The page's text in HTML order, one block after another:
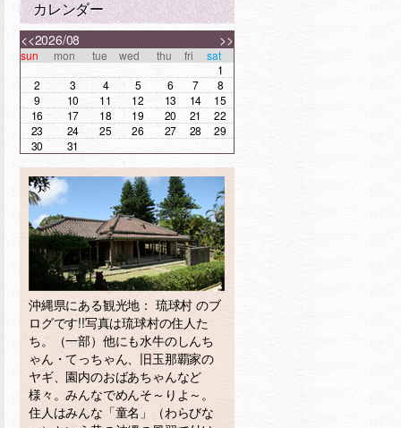
カレンダー
<< >>
2026/08
sun mon tue wed thu fri
sat
1
2
3 4 5 6 7
8
9
10 11 12 13 14
15
16
17 18 19 20 21
22
23
24 25 26 27 28
29
30
31
沖縄県にある観光地： 琉球村 のブ
ログです!!写真は琉球村の住人た
ち。（一部）他にも水牛のしんち
ゃん・てっちゃん、旧玉那覇家の
ヤギ、園内のおばあちゃんなど
様々。みんなでめんそ～りよ～。
住人はみんな「童名」（わらびな